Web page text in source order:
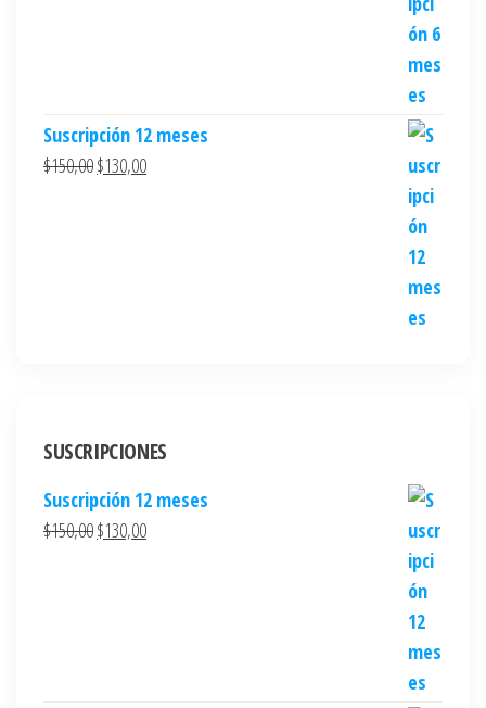
Suscripción 12 meses
$150,00$130,00
SUSCRIPCIONES
Suscripción 12 meses
$150,00$130,00